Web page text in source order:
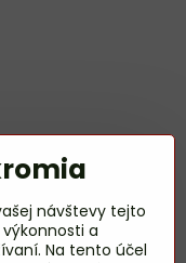
návštevy tejto
a
Na tento účel